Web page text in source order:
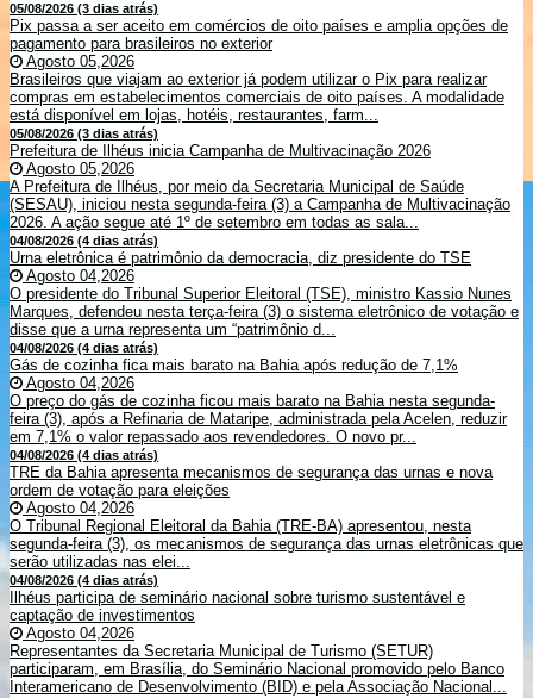
05/08/2026 (3 dias atrás)
Pix passa a ser aceito em comércios de oito países e amplia opções de
pagamento para brasileiros no exterior
Agosto 05,2026
Brasileiros que viajam ao exterior já podem utilizar o Pix para realizar
compras em estabelecimentos comerciais de oito países. A modalidade
está disponível em lojas, hotéis, restaurantes, farm...
05/08/2026 (3 dias atrás)
Prefeitura de Ilhéus inicia Campanha de Multivacinação 2026
Agosto 05,2026
A Prefeitura de Ilhéus, por meio da Secretaria Municipal de Saúde
(SESAU), iniciou nesta segunda-feira (3) a Campanha de Multivacinação
2026. A ação segue até 1º de setembro em todas as sala...
04/08/2026 (4 dias atrás)
Urna eletrônica é patrimônio da democracia, diz presidente do TSE
Agosto 04,2026
O presidente do Tribunal Superior Eleitoral (TSE), ministro Kassio Nunes
Marques, defendeu nesta terça-feira (3) o sistema eletrônico de votação e
disse que a urna representa um “patrimônio d...
04/08/2026 (4 dias atrás)
Gás de cozinha fica mais barato na Bahia após redução de 7,1%
Agosto 04,2026
O preço do gás de cozinha ficou mais barato na Bahia nesta segunda-
feira (3), após a Refinaria de Mataripe, administrada pela Acelen, reduzir
em 7,1% o valor repassado aos revendedores. O novo pr...
04/08/2026 (4 dias atrás)
TRE da Bahia apresenta mecanismos de segurança das urnas e nova
ordem de votação para eleições
Agosto 04,2026
O Tribunal Regional Eleitoral da Bahia (TRE-BA) apresentou, nesta
segunda-feira (3), os mecanismos de segurança das urnas eletrônicas que
serão utilizadas nas elei...
04/08/2026 (4 dias atrás)
Ilhéus participa de seminário nacional sobre turismo sustentável e
captação de investimentos
Agosto 04,2026
Representantes da Secretaria Municipal de Turismo (SETUR)
participaram, em Brasília, do Seminário Nacional promovido pelo Banco
Interamericano de Desenvolvimento (BID) e pela Associação Nacional...